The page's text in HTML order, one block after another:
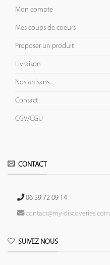
Mon compte
Mes coups de coeurs
Proposer un produit
Livraison
Nos artisans
Contact
CGV/CGU
CONTACT
06 59 72 09 14
contact@my-discoveries.com
SUIVEZ NOUS